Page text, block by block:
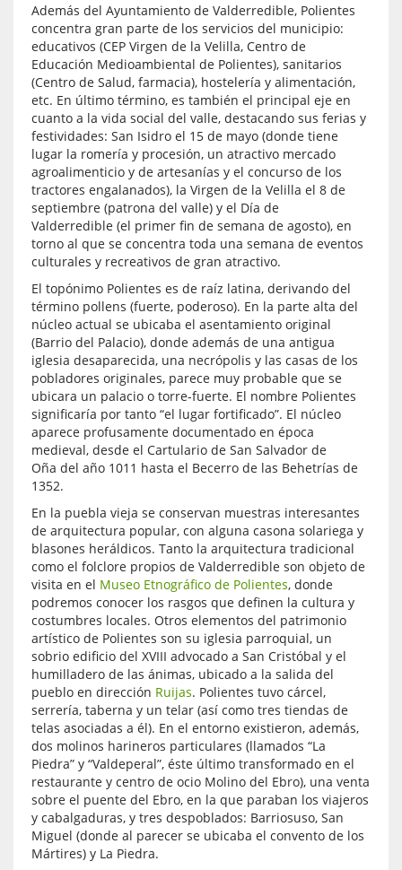
Además del Ayuntamiento de Valderredible, Polientes
concentra gran parte de los servicios del municipio:
educativos (CEP Virgen de la Velilla, Centro de
Educación Medioambiental de Polientes), sanitarios
(Centro de Salud, farmacia), hostelería y alimentación,
etc. En último término, es también el principal eje en
cuanto a la vida social del valle, destacando sus ferias y
festividades: San Isidro el 15 de mayo (donde tiene
lugar la romería y procesión, un atractivo mercado
agroalimenticio y de artesanías y el concurso de los
tractores engalanados), la Virgen de la Velilla el 8 de
septiembre (patrona del valle) y el Día de
Valderredible (el primer fin de semana de agosto), en
torno al que se concentra toda una semana de eventos
culturales y recreativos de gran atractivo.
El topónimo Polientes es de raíz latina, derivando del
término pollens (fuerte, poderoso). En la parte alta del
núcleo actual se ubicaba el asentamiento original
(Barrio del Palacio), donde además de una antigua
iglesia desaparecida, una necrópolis y las casas de los
pobladores originales, parece muy probable que se
ubicara un palacio o torre-fuerte. El nombre Polientes
significaría por tanto “el lugar fortificado”. El núcleo
aparece profusamente documentado en época
medieval, desde el Cartulario de San Salvador de
Oña del año 1011 hasta el Becerro de las Behetrías de
1352.
En la puebla vieja se conservan muestras interesantes
de arquitectura popular, con alguna casona solariega y
blasones heráldicos. Tanto la arquitectura tradicional
como el folclore propios de Valderredible son objeto de
visita en el Museo Etnográfico de Polientes, donde
podremos conocer los rasgos que definen la cultura y
costumbres locales. Otros elementos del patrimonio
artístico de Polientes son su iglesia parroquial, un
sobrio edificio del XVIII advocado a San Cristóbal y el
humilladero de las ánimas, ubicado a la salida del
pueblo en dirección Ruijas. Polientes tuvo cárcel,
serrería, taberna y un telar (así como tres tiendas de
telas asociadas a él). En el entorno existieron, además,
dos molinos harineros particulares (llamados “La
Piedra” y “Valdeperal”, éste último transformado en el
restaurante y centro de ocio Molino del Ebro), una venta
sobre el puente del Ebro, en la que paraban los viajeros
y cabalgaduras, y tres despoblados: Barriosuso, San
Miguel (donde al parecer se ubicaba el convento de los
Mártires) y La Piedra.